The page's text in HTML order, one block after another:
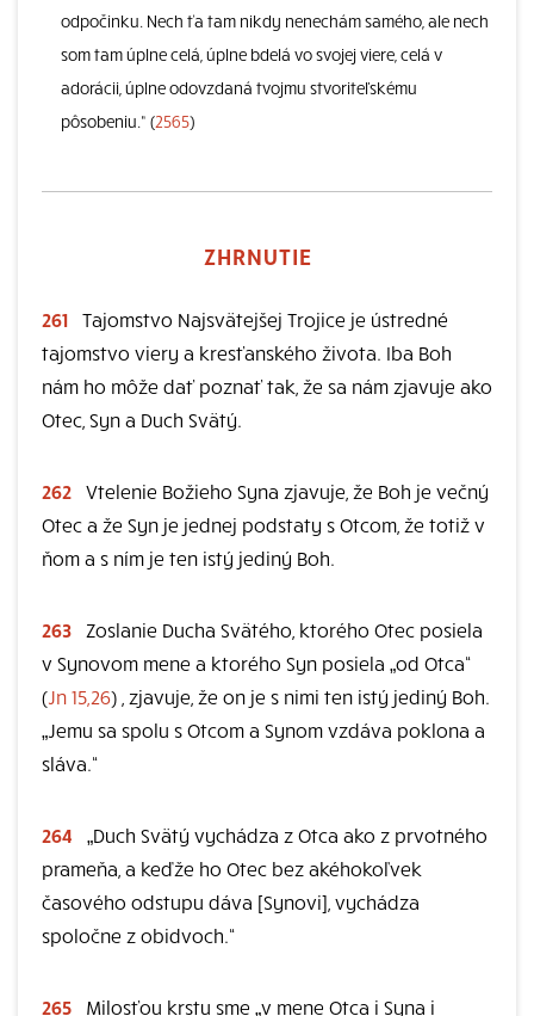
odpočinku. Nech ťa tam nikdy nenechám samého, ale nech
som tam úplne celá, úplne bdelá vo svojej viere, celá v
adorácii, úplne odovzdaná tvojmu stvoriteľskému
pôsobeniu.“ (2565)
ZHRNUTIE
261 Tajomstvo Najsvätejšej Trojice je ústredné
tajomstvo viery a kresťanského života. Iba Boh
nám ho môže dať poznať tak, že sa nám zjavuje ako
Otec, Syn a Duch Svätý.
262 Vtelenie Božieho Syna zjavuje, že Boh je večný
Otec a že Syn je jednej podstaty s Otcom, že totiž v
ňom a s ním je ten istý jediný Boh.
263
Zoslanie Ducha Svätého, ktorého Otec posiela
v Synovom mene a ktorého Syn posiela „od Otca“
(Jn 15,26) , zjavuje, že on je s nimi ten istý jediný Boh.
„Jemu sa spolu s Otcom a Synom vzdáva poklona a
sláva.“
264
„Duch Svätý vychádza z Otca ako z prvotného
prameňa, a keďže ho Otec bez akéhokoľvek
časového odstupu dáva [Synovi], vychádza
spoločne z obidvoch.“
265
Milosťou krstu sme „v mene Otca i Syna i